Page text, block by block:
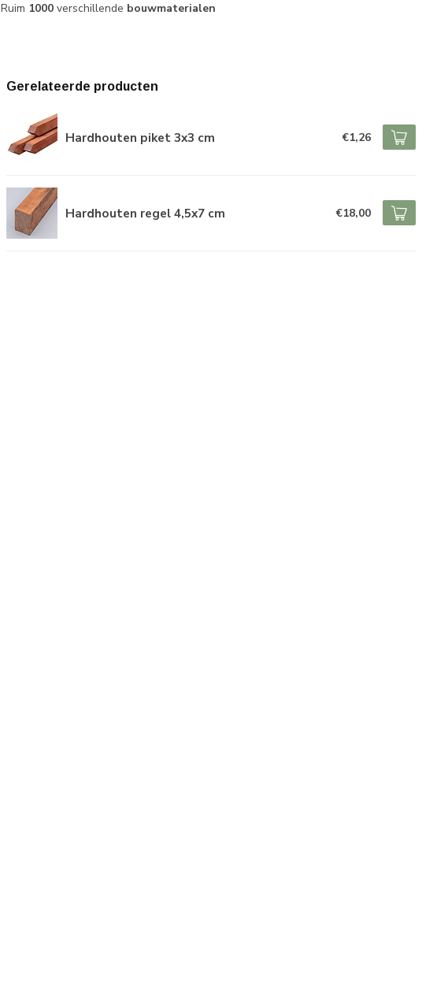
Ruim 1000 verschillende bouwmaterialen
Gerelateerde producten
Hardhouten piket 3x3 cm €1,26
Hardhouten regel 4,5x7 cm €18,00